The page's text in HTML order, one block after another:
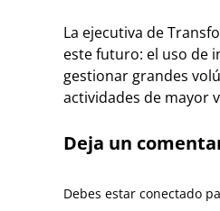
La ejecutiva de
este futuro: el uso de
gestionar grandes
actividades de mayor
Deja un
Debes estar conectado